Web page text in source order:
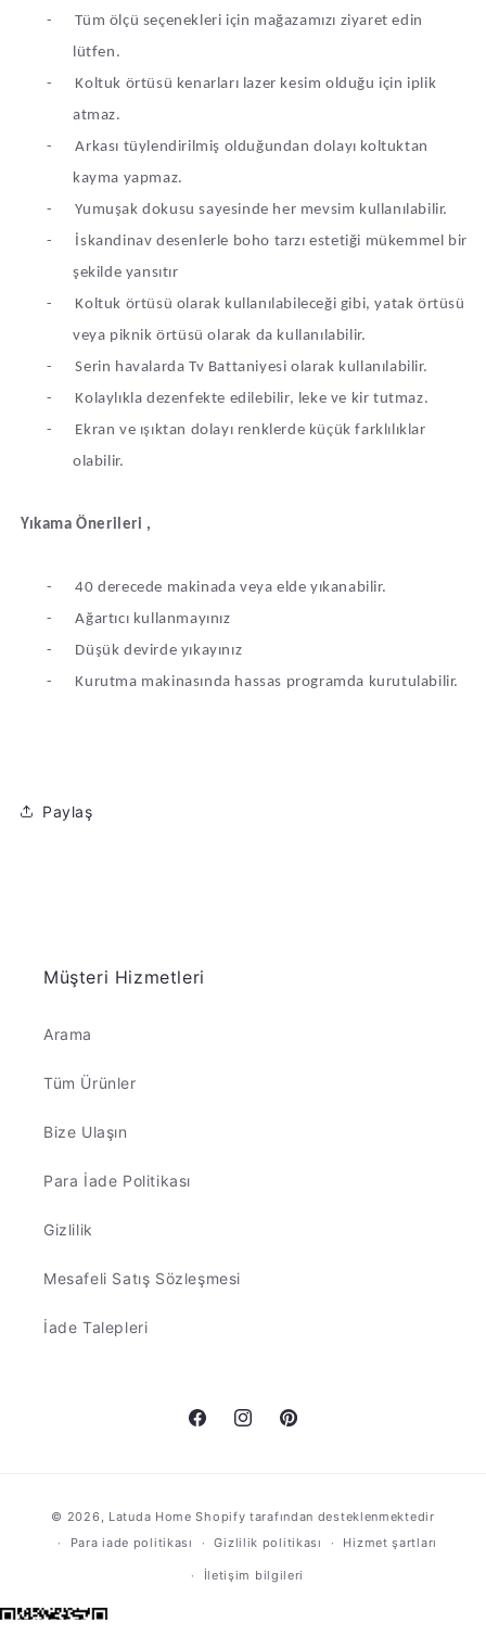
-
Tüm ölçü seçenekleri için mağazamızı ziyaret edin
lütfen.
-
Koltuk örtüsü kenarları lazer kesim olduğu için iplik
atmaz.
-
Arkası tüylendirilmiş olduğundan dolayı koltuktan
kayma yapmaz.
-
Yumuşak dokusu sayesinde her mevsim kullanılabilir.
-
İskandinav desenlerle boho tarzı estetiği mükemmel bir
şekilde yansıtır
-
Koltuk örtüsü olarak kullanılabileceği gibi, yatak örtüsü
veya piknik örtüsü olarak da kullanılabilir.
-
Serin havalarda Tv Battaniyesi olarak kullanılabilir.
-
Kolaylıkla dezenfekte edilebilir, leke ve kir tutmaz.
-
Ekran ve ışıktan dolayı renklerde küçük farklılıklar
olabilir.
Yıkama Önerileri ,
-
40 derecede makinada veya elde yıkanabilir.
-
Ağartıcı kullanmayınız
-
Düşük devirde yıkayınız
-
Kurutma makinasında hassas programda kurutulabilir.
Paylaş
Müşteri Hizmetleri
Arama
Tüm Ürünler
Bize Ulaşın
Para İade Politikası
Gizlilik
Mesafeli Satış Sözleşmesi
İade Talepleri
FacebookInstagramPinterest
yöntemleri
© 2026, Latuda Home Shopify tarafından desteklenmektedir
Para iade politikası
Gizlilik politikası Hizmet şartları
İletişim bilgileri